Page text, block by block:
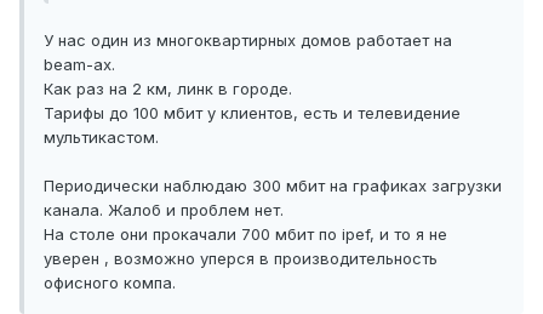
У нас один из многоквартирных домов работает на
beam-ах.
Как раз на 2 км, линк в городе.
Тарифы до 100 мбит у клиентов, есть и телевидение
мультикастом.
Периодически наблюдаю 300 мбит на графиках загрузки
канала. Жалоб и проблем нет.
На столе они прокачали 700 мбит по ipef, и то я не
уверен , возможно уперся в производительность
офисного компа.